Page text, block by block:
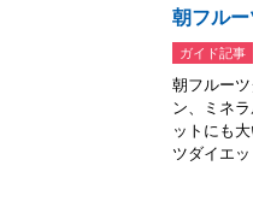
朝フル
ガイド記事
朝フルー
ン、ミネ
ットにも
ツダイエ